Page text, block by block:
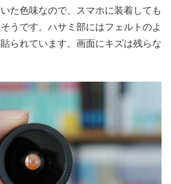
た色味なので、スマホに装着しても
うです。ハサミ部にはフェルトのよ
られています。画面にキズは残らな